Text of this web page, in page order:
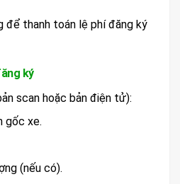
để thanh toán lệ phí đăng ký
ký
scan hoặc bản điện tử):
gốc xe.
(nếu có).